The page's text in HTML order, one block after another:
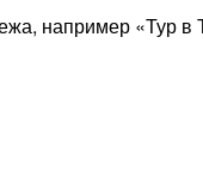
например «Тур